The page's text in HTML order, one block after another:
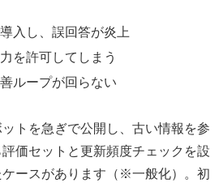
入し、誤回答が炎上
を許可してしまう
ループが回らない
トを急ぎで公開し、古い情報を参
価セットと更新頻度チェックを設
ースがあります（※一般化）。初